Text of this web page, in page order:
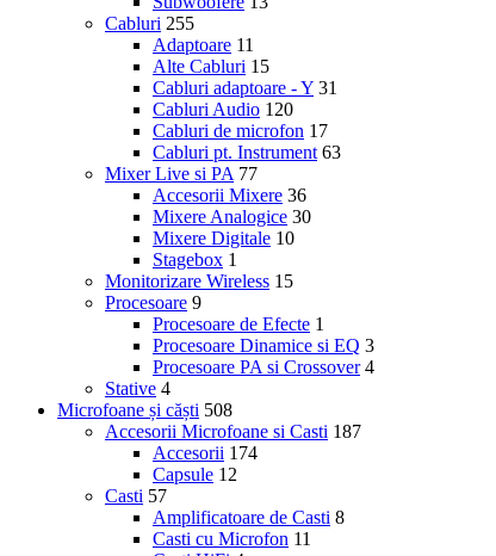
Cabluri 255
Adaptoare 11
Alte Cabluri 15
Cabluri adaptoare - Y 31
Cabluri Audio 120
Cabluri de microfon 17
Cabluri pt. Instrument 63
Mixer Live si PA 77
Accesorii Mixere 36
Mixere Analogice 30
Mixere Digitale 10
Stagebox 1
Monitorizare Wireless 15
Procesoare 9
Procesoare de Efecte 1
Procesoare Dinamice si EQ 3
Procesoare PA si Crossover 4
Stative 4
Microfoane și căști 508
Accesorii Microfoane si Casti 187
Accesorii 174
Capsule 12
Casti 57
Amplificatoare de Casti 8
Casti cu Microfon 11